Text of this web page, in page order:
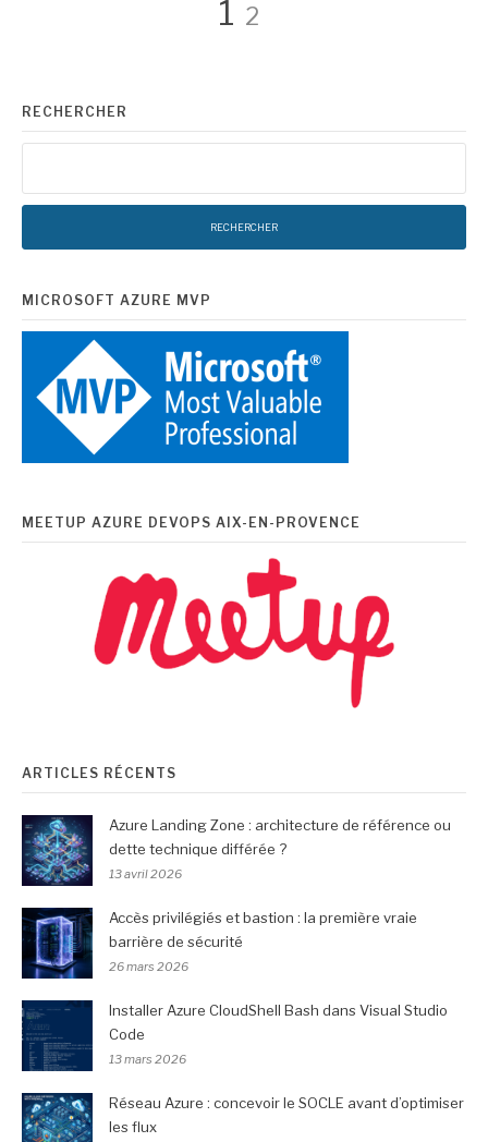
Pagination
des
publications
Page
1 2
RECHERCHER
MICROSOFT AZURE MVP
MEETUP AZURE DEVOPS AIX-EN-PROVENCE
ARTICLES RÉCENTS
Azure Landing Zone : architecture de référence ou
dette technique différée ?
13 avril 2026
Accès privilégiés et bastion : la première vraie
barrière de sécurité
26 mars 2026
Installer Azure CloudShell Bash dans Visual Studio
Code
13 mars 2026
Réseau Azure : concevoir le SOCLE avant d’optimiser
les flux